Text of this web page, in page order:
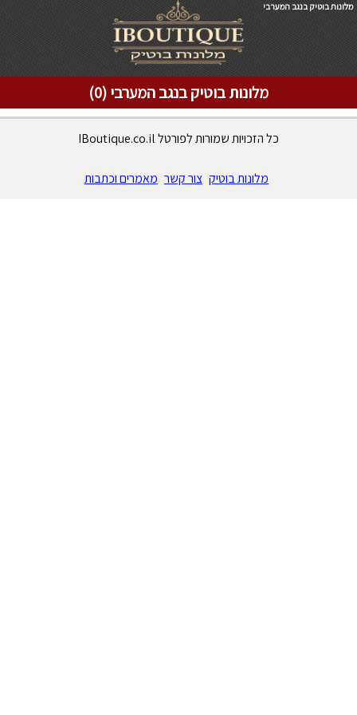
מלונות בוטיק בנגב המערבי
מלונות בוטיק בנגב המערבי (0)
כל הזכויות שמורות לפורטל IBoutique.co.il
מלונות בוטיק צור קשר מאמרים וכתבות